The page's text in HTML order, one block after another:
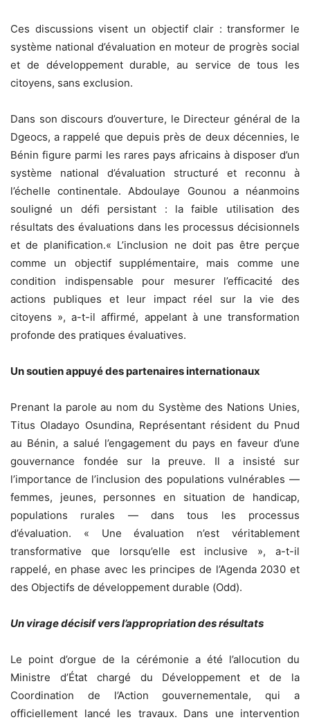
Ces discussions visent un objectif clair : transformer le
système national d’évaluation en moteur de progrès social
et de développement durable, au service de tous les
citoyens, sans exclusion.
Dans son discours d’ouverture, le Directeur général de la
Dgeocs, a rappelé que depuis près de deux décennies, le
Bénin figure parmi les rares pays africains à disposer d’un
système national d’évaluation structuré et reconnu à
l’échelle continentale. Abdoulaye Gounou a néanmoins
souligné un défi persistant : la faible utilisation des
résultats des évaluations dans les processus décisionnels
et de planification.« L’inclusion ne doit pas être perçue
comme un objectif supplémentaire, mais comme une
condition indispensable pour mesurer l’efficacité des
actions publiques et leur impact réel sur la vie des
citoyens », a-t-il affirmé, appelant à une transformation
profonde des pratiques évaluatives.
Un soutien appuyé des partenaires internationaux
Prenant la parole au nom du Système des Nations Unies,
Titus Oladayo Osundina, Représentant résident du Pnud
au Bénin, a salué l’engagement du pays en faveur d’une
gouvernance fondée sur la preuve. Il a insisté sur
l’importance de l’inclusion des populations vulnérables —
femmes, jeunes, personnes en situation de handicap,
populations rurales — dans tous les processus
d’évaluation. « Une évaluation n’est véritablement
transformative que lorsqu’elle est inclusive », a-t-il
rappelé, en phase avec les principes de l’Agenda 2030 et
des Objectifs de développement durable (Odd).
Un virage décisif vers l’appropriation des résultats
Le point d’orgue de la cérémonie a été l’allocution du
Ministre d’État chargé du Développement et de la
Coordination de l’Action gouvernementale, qui a
officiellement lancé les travaux. Dans une intervention